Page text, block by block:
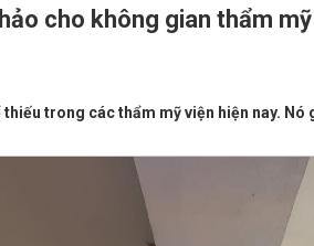
cho không gian thẩm
trong các thẩm mỹ viện hiện nay.